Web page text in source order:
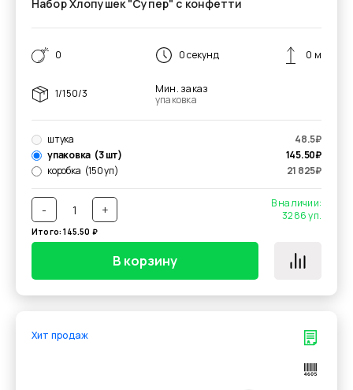
Набор Хлопушек "Супер" с конфетти
0 0 секунд 0 м
1/150/3
Мин. заказ
упаковка
штука 48.5₽
упаковка (3 шт) 145.50₽
коробка (150 уп) 21 825₽
- +
В наличии:
3286уп.
Итого:145.50 ₽
В корзину
Хит продаж